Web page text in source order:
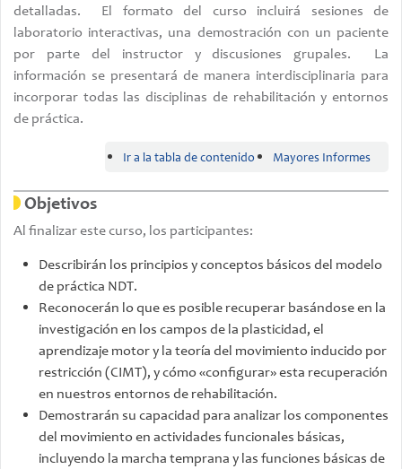
detalladas. El formato del curso incluirá sesiones de
laboratorio interactivas, una demostración con un paciente
por parte del instructor y discusiones grupales. La
información se presentará de manera interdisciplinaria para
incorporar todas las disciplinas de rehabilitación y entornos
de práctica.
Ir a la tabla de contenido Mayores Informes
Objetivos
Al finalizar este curso, los participantes:
Describirán los principios y conceptos básicos del modelo
de práctica NDT.
Reconocerán lo que es posible recuperar basándose en la
investigación en los campos de la plasticidad, el
aprendizaje motor y la teoría del movimiento inducido por
restricción (CIMT), y cómo «configurar» esta recuperación
en nuestros entornos de rehabilitación.
Demostrarán su capacidad para analizar los componentes
del movimiento en actividades funcionales básicas,
incluyendo la marcha temprana y las funciones básicas de